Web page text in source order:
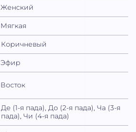
Женский
Мягкая
Коричневый
Эфир
Восток
Де (1-я пада), До (2-я пада), Ча (3-я
пада), Чи (4-я пада)